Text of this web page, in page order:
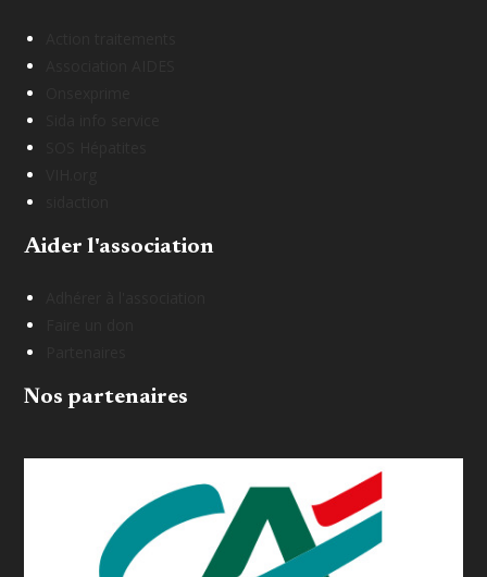
Aider l'association
Nos partenaires